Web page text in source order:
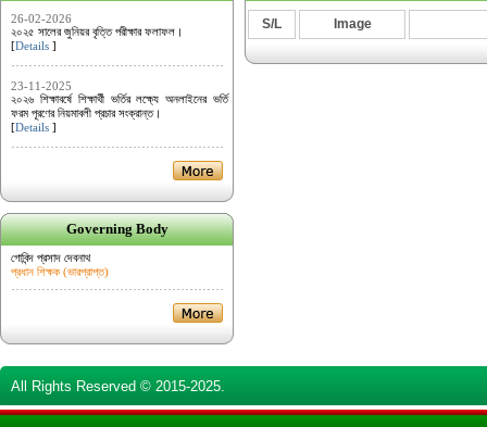
26-02-2026
২০২৫ সালের জুনিয়র বৃত্তি পরীক্ষার ফলাফল।
[Details ]
23-11-2025
২০২৬ শিক্ষাবর্ষে শিক্ষার্থী ভর্তির লক্ষ্যে অনলাইনের ভর্তি
ফরম পূরণের নিয়মাবলী প্রচার সংক্রান্ত।
[Details ]
Governing Body
গোবিন্দ প্রসাদ দেবনাথ
প্রধান শিক্ষক (ভারপ্রাপ্ত)
S/L Image
All Rights Reserved © 2015-2025.